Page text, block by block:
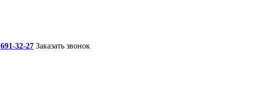
32-27 Заказать звонок